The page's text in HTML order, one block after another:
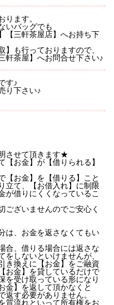
ます。
いバッグでも
【三軒茶屋店】へお持ち下
も行っておりますので、
軒茶屋】へお問合せ下さい♪
す♪
り下さい♪
させて頂きます★
お金】が【借りられる】
【お金】を【借りる】こと
立て、【お借入れ】に制限
が借りにくくなっているこ
ございませんのでご安心く
は、お金を返さなくてもい
合、借りる場合には返さな
をしないといけませんが、
き換えに【お金】をご融資
お金】を貸しているだけで
を受け取っている形になり
金】を返して頂かなくと
す必要がありません。
質流れといって所有権をお